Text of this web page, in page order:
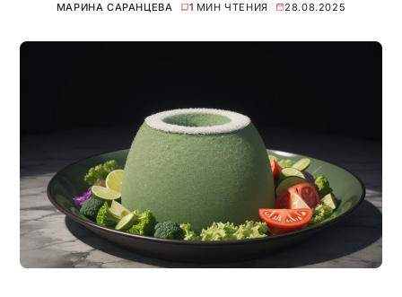
МАРИНА САРАНЦЕВА 1 МИН ЧТЕНИЯ 28.08.2025